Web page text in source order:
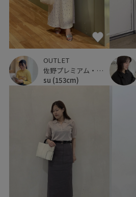
OUTLET
佐野プレミアム・アウトレット
su (153cm)